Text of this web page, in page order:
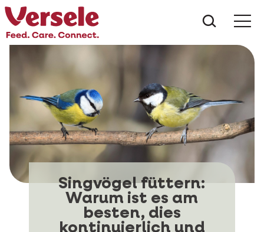
Singvögel füttern:
Warum ist es am
besten, dies
kontinuierlich und